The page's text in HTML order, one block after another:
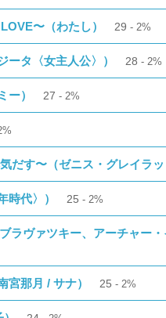
〜（わたし） 29 2%
ータ〈女主人公〉） 28 2%
ー） 27 2%
だす〜（ゼニス・グレイラッ
時代〉） 25 2%
ラヴァツキー、アーチャー・
宮那月 / サナ） 25 2%